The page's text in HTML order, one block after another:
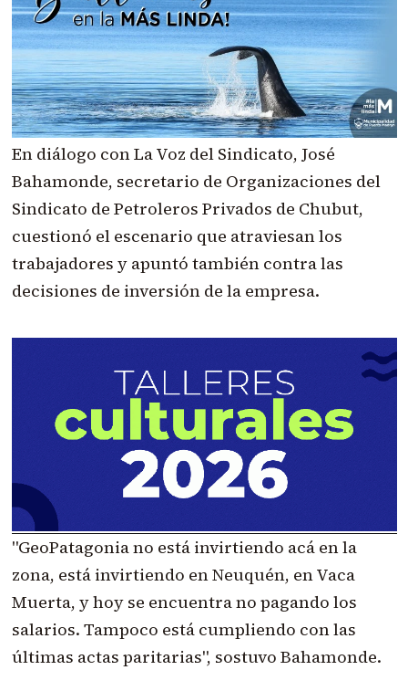
En diálogo con La Voz del Sindicato, José
Bahamonde, secretario de Organizaciones del
Sindicato de Petroleros Privados de Chubut,
cuestionó el escenario que atraviesan los
trabajadores y apuntó también contra las
decisiones de inversión de la empresa.
"GeoPatagonia no está invirtiendo acá en la
zona, está invirtiendo en Neuquén, en Vaca
Muerta, y hoy se encuentra no pagando los
salarios. Tampoco está cumpliendo con las
últimas actas paritarias", sostuvo Bahamonde.